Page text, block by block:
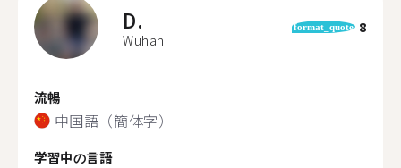
D.
Wuhan
format_quote 8
流暢
中国語（簡体字）
学習中の言語